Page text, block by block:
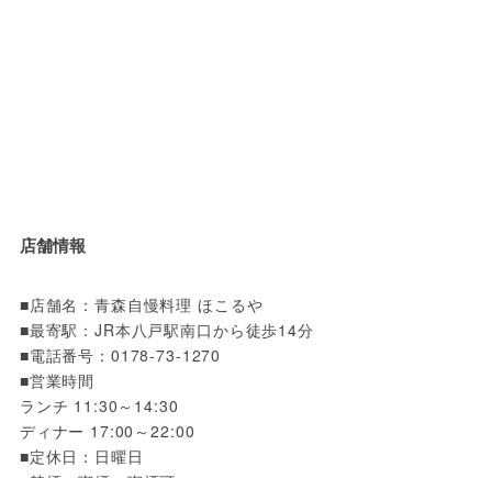
店舗情報
■店舗名：青森自慢料理 ほこるや
■最寄駅：JR本八戸駅南口から徒歩14分
■電話番号：0178-73-1270
■営業時間
ランチ 11:30～14:30
ディナー 17:00～22:00
■定休日：日曜日